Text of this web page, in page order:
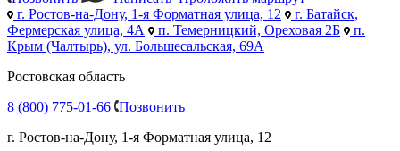
г. Ростов-на-Дону, 1-я Форматная улица, 12
г. Батайск,
Фермерская улица, 4А
п. Темерницкий, Ореховая 2Б
п.
Крым (Чалтырь), ул. Большесальская, 69А
Ростовская область
8 (800) 775-01-66 Позвонить
г. Ростов-на-Дону, 1-я Форматная улица, 12